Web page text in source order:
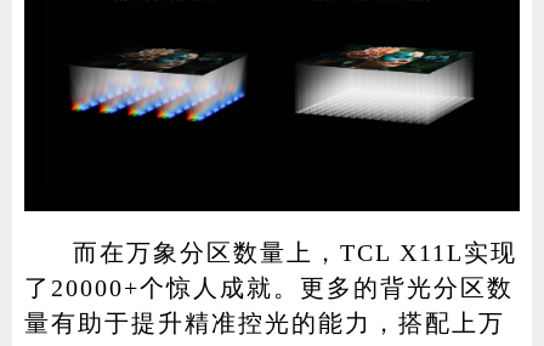
而在万象分区数量上，TCL X11L实现
了20000+个惊人成就。更多的背光分区数
量有助于提升精准控光的能力，搭配上万